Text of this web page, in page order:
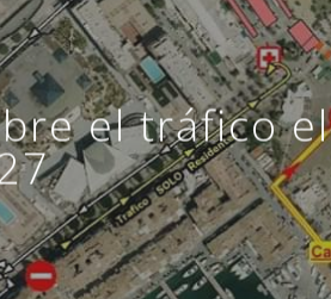
el tráfico el